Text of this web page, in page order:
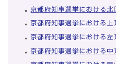
京都府知事選挙における北
京都府知事選挙における
京都府知事選挙における
京都府知事選挙における